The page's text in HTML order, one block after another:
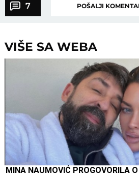
7 POŠALJI
VIŠE SA WEBA
MINA NAUMOVIĆ PROGOVORILA